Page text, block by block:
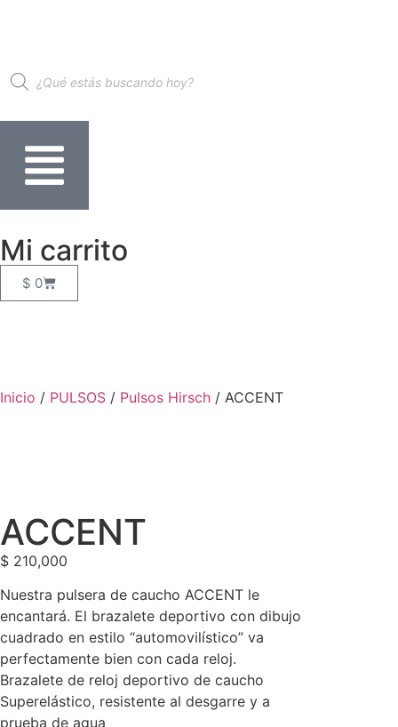
Mi carrito
$ 0
Inicio / PULSOS / Pulsos Hirsch / ACCENT
ACCENT
$ 210,000
Nuestra pulsera de caucho ACCENT le
encantará. El brazalete deportivo con dibujo
cuadrado en estilo “automovilístico” va
perfectamente bien con cada reloj.
Brazalete de reloj deportivo de caucho
Superelástico, resistente al desgarre y a
prueba de agua